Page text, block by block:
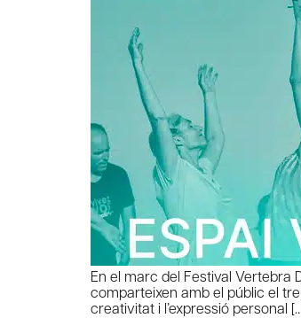
En el marc del Festival Vertebra
comparteixen amb el públic el
creativitat i l’expressió personal